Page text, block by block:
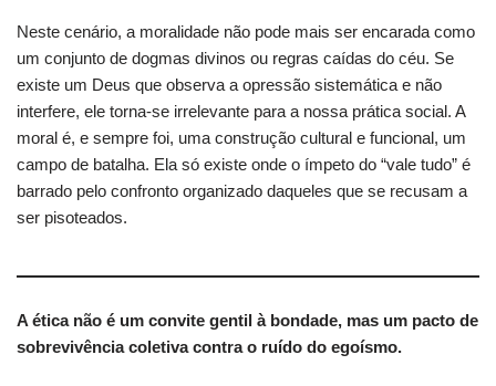
Neste cenário, a moralidade não pode mais ser encarada como
um conjunto de dogmas divinos ou regras caídas do céu. Se
existe um Deus que observa a opressão sistemática e não
interfere, ele torna-se irrelevante para a nossa prática social. A
moral é, e sempre foi, uma construção cultural e funcional, um
campo de batalha. Ela só existe onde o ímpeto do “vale tudo” é
barrado pelo confronto organizado daqueles que se recusam a
ser pisoteados.
A ética não é um convite gentil à bondade, mas um pacto de
sobrevivência coletiva contra o ruído do egoísmo.